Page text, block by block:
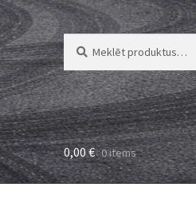
Meklēt:
Meklēt
0,00€ 0 items